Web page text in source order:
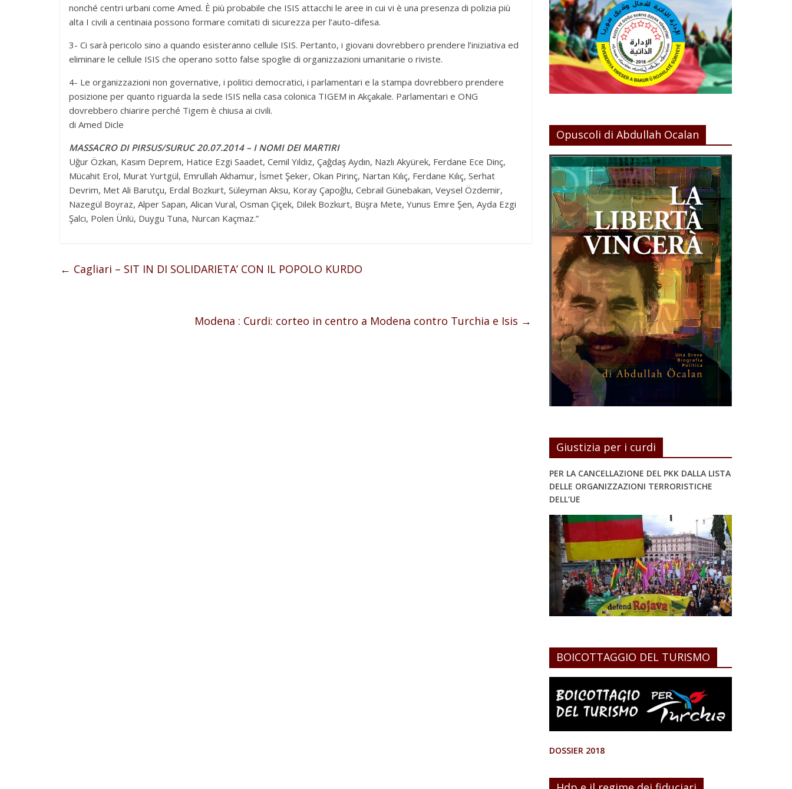
nonché centri urbani come Amed. È più probabile che ISIS attacchi le aree in cui vi è una presenza di polizia più
alta I civili a centinaia possono formare comitati di sicurezza per l’auto-difesa.
3- Ci sarà pericolo sino a quando esisteranno cellule ISIS. Pertanto, i giovani dovrebbero prendere l’iniziativa ed
eliminare le cellule ISIS che operano sotto false spoglie di organizzazioni umanitarie o riviste.
4- Le organizzazioni non governative, i politici democratici, i parlamentari e la stampa dovrebbero prendere
posizione per quanto riguarda la sede ISIS nella casa colonica TIGEM in Akçakale. Parlamentari e ONG
dovrebbero chiarire perché Tigem è chiusa ai civili.
di Amed Dicle
MASSACRO DI PIRSUS/SURUC 20.07.2014 – I NOMI DEI MARTIRI
Uğur Özkan, Kasım Deprem, Hatice Ezgi Saadet, Cemil Yıldız, Çağdaş Aydın, Nazlı Akyürek, Ferdane Ece Dinç,
Mücahit Erol, Murat Yurtgül, Emrullah Akhamur, İsmet Şeker, Okan Pirinç, Nartan Kılıç, Ferdane Kılıç, Serhat
Devrim, Met Ali Barutçu, Erdal Bozkurt, Süleyman Aksu, Koray Çapoğlu, Cebrail Günebakan, Veysel Özdemir,
Nazegül Boyraz, Alper Sapan, Alican Vural, Osman Çiçek, Dilek Bozkurt, Büşra Mete, Yunus Emre Şen, Ayda Ezgi
Şalcı, Polen Ünlü, Duygu Tuna, Nurcan Kaçmaz.”
← Cagliari – SIT IN DI SOLIDARIETA’ CON IL POPOLO KURDO
Modena : Curdi: corteo in centro a Modena contro Turchia e Isis →
Opuscoli di Abdullah Ocalan
Giustizia per i curdi
PER LA CANCELLAZIONE DEL PKK DALLA LISTA
DELLE ORGANIZZAZIONI TERRORISTICHE
DELL’UE
BOICOTTAGGIO DEL TURISMO
DOSSIER 2018